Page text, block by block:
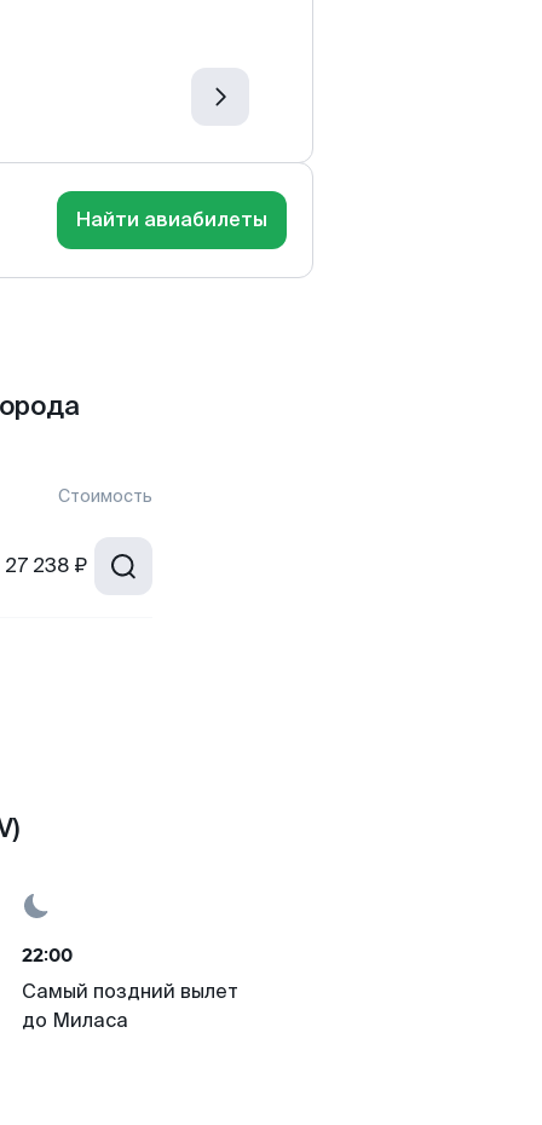
Найти авиабилеты
Стоимость
27 238 ₽
22:00
Самый поздний вылет
до Миласа